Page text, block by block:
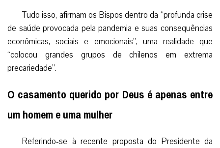
Tudo isso, afirmam os Bispos dentro da “profunda crise
de saúde provocada pela pandemia e suas consequências
econômicas, sociais e emocionais”, uma realidade que
“colocou grandes grupos de chilenos em extrema
precariedade”.
O casamento querido por Deus é apenas entre
um homem e uma mulher
Referindo-se à recente proposta do Presidente da